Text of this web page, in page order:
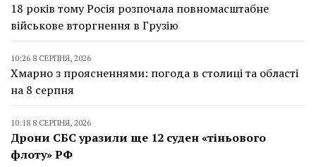
18 років тому Росія розпочала повномасштабне
військове вторгнення в Грузію
10:26 8 СЕРПНЯ, 2026
Хмарно з проясненнями: погода в столиці та області
на 8 серпня
10:18 8 СЕРПНЯ, 2026
Дрони СБС уразили ще 12 суден «тіньового
флоту» РФ